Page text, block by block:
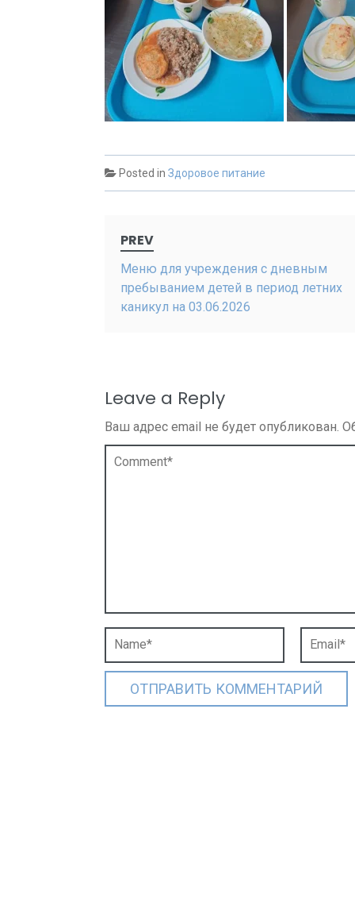
Posted in Здоровое питание
navigation
PREV
Меню для учреждения с дневным
пребыванием детей в период летних
каникул на 03.06.2026
Leave a Reply
Ваш адрес email не будет опубликован.